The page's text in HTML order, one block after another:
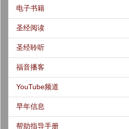
电子书籍
圣经阅读
圣经聆听
福音播客
YouTube频道
早年信息
帮助指导手册